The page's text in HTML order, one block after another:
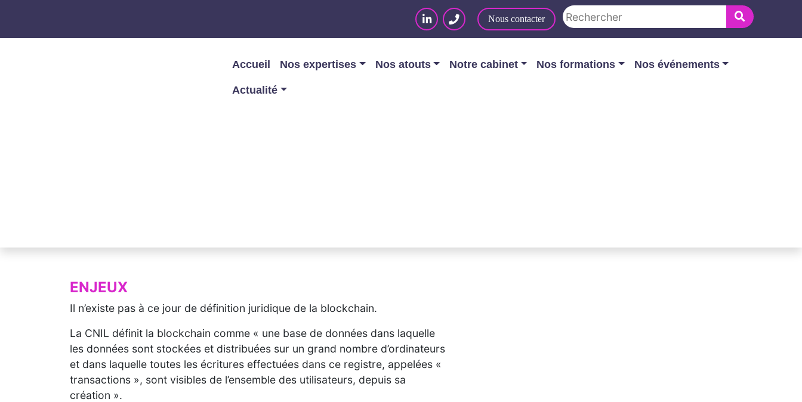
Nous contacter
Accueil Nos expertises Nos atouts Notre cabinet Nos formations Nos événements
Actualité
ENJEUX
Il n’existe pas à ce jour de définition juridique de la blockchain.
La CNIL définit la blockchain comme « une base de données dans laquelle
les données sont stockées et distribuées sur un grand nombre d’ordinateurs
et dans laquelle toutes les écritures effectuées dans ce registre, appelées «
transactions », sont visibles de l’ensemble des utilisateurs, depuis sa
création ».